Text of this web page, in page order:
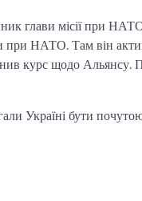
глави місії при
при НАТО. Там він
курс щодо
Україні бути